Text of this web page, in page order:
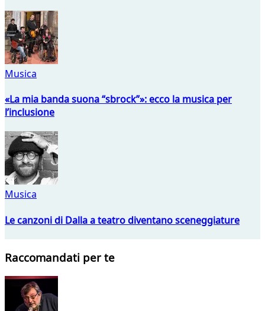
Musica
«La mia banda suona “sbrock”»: ecco la musica per
l’inclusione
Musica
Le canzoni di Dalla a teatro diventano sceneggiature
Raccomandati per te